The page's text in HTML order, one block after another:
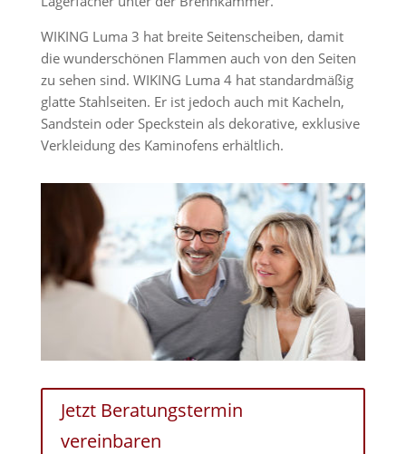
WIKING Luma 3 hat breite Seitenscheiben, damit
die wunderschönen Flammen auch von den Seiten
zu sehen sind. WIKING Luma 4 hat standardmäßig
glatte Stahlseiten. Er ist jedoch auch mit Kacheln,
Sandstein oder Speckstein als dekorative, exklusive
Verkleidung des Kaminofens erhältlich.
Jetzt Beratungstermin
vereinbaren